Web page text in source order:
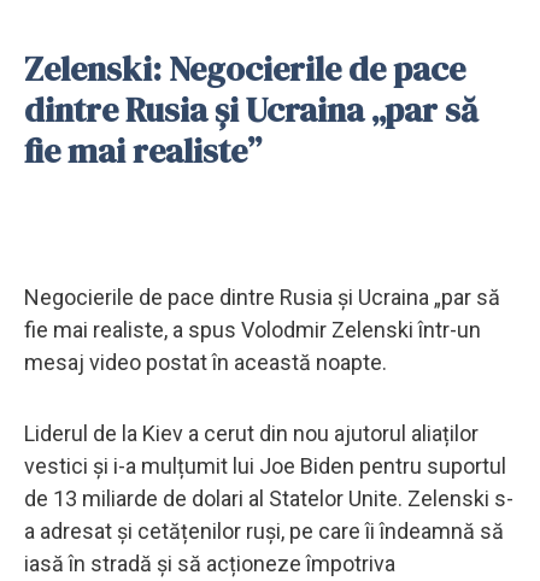
Zelenski: Negocierile de pace
dintre Rusia și Ucraina „par să
fie mai realiste”
Negocierile de pace dintre Rusia și Ucraina „par să
fie mai realiste, a spus Volodmir Zelenski într-un
mesaj video postat în această noapte.
Liderul de la Kiev a cerut din nou ajutorul aliaților
vestici și i-a mulțumit lui Joe Biden pentru suportul
de 13 miliarde de dolari al Statelor Unite. Zelenski s-
a adresat și cetățenilor ruși, pe care îi îndeamnă să
iasă în stradă și să acționeze împotriva